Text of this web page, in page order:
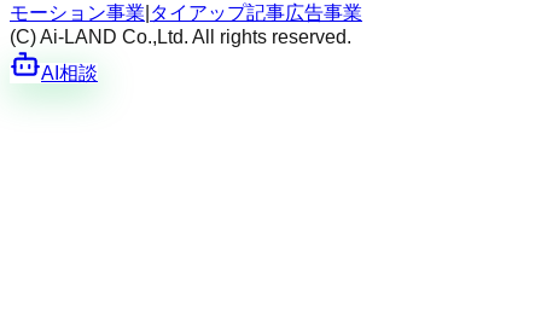
モーション事業 タイアップ記事広告事業
(C) Ai-LAND Co.,Ltd. All rights reserved.
AI相談